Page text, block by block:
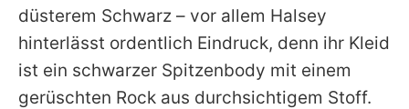
düsterem Schwarz – vor allem Halsey
hinterlässt ordentlich Eindruck, denn ihr Kleid
ist ein schwarzer Spitzenbody mit einem
gerüschten Rock aus durchsichtigem Stoff.